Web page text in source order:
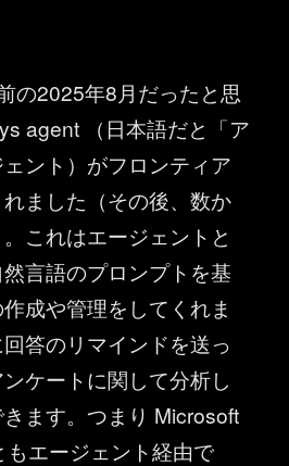
の2025年8月だったと思
agent （日本語だと「ア
ント）がフロンティア
ました（その後、数か
これはエージェントと
言語のプロンプトを基
成や管理をしてくれま
答のリマインドを送っ
ケートに関して分析し
ます。つまり Microsoft
エージェント経由で